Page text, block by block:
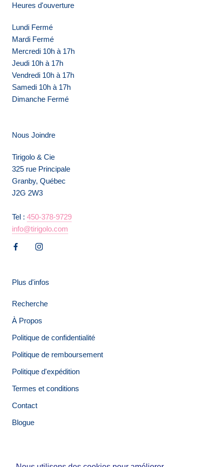
Heures d'ouverture
Lundi Fermé
Mardi Fermé
Mercredi 10h à 17h
Jeudi 10h à 17h
Vendredi 10h à 17h
Samedi 10h à 17h
Dimanche Fermé
Nous Joindre
Tirigolo & Cie
325 rue Principale
Granby, Québec
J2G 2W3
Tel : 450-378-9729
info@tirigolo.com
Plus d'infos
Recherche
À Propos
Politique de confidentialité
Politique de remboursement
Politique d'expédition
Termes et conditions
Contact
Blogue